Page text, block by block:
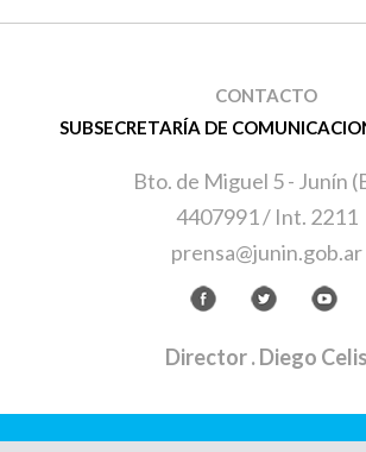
CONTACTO
SUBSECRETARÍA DE
Bto. de Miguel 5 - Junín
4407991 / Int. 2211
prensa@junin.gob.ar
Director. Diego Celis